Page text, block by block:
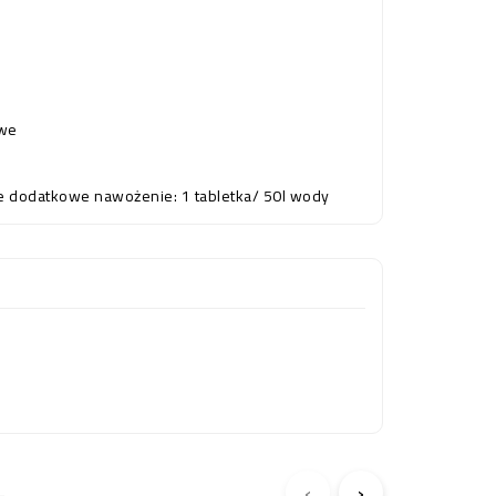
dodatkowe nawożenie: 1 tabletka/ 50l wody